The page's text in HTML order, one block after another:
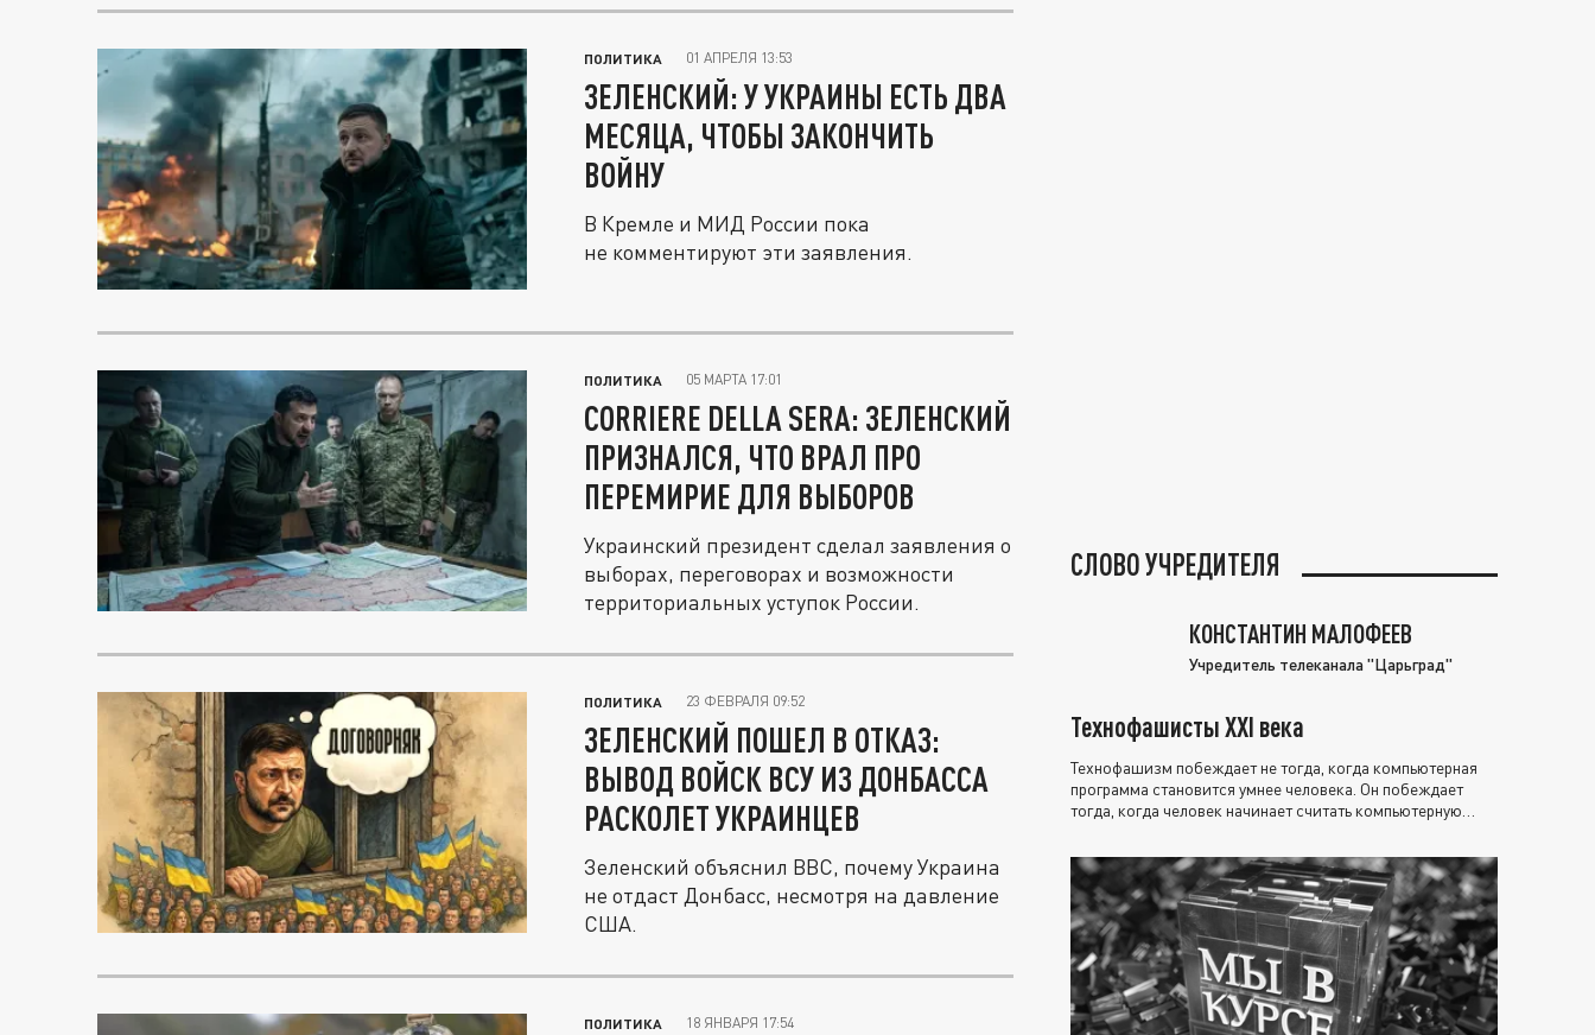
ПОЛИТИКА 01 АПРЕЛЯ 13:53
ЗЕЛЕНСКИЙ: У УКРАИНЫ ЕСТЬ ДВА
МЕСЯЦА, ЧТОБЫ ЗАКОНЧИТЬ
ВОЙНУ
В Кремле и МИД России пока
не комментируют эти заявления.
ПОЛИТИКА 05 МАРТА 17:01
CORRIERE DELLA SERA: ЗЕЛЕНСКИЙ
ПРИЗНАЛСЯ, ЧТО ВРАЛ ПРО
ПЕРЕМИРИЕ ДЛЯ ВЫБОРОВ
Украинский президент сделал заявления о
выборах, переговорах и возможности
территориальных уступок России.
ПОЛИТИКА 23 ФЕВРАЛЯ 09:52
ЗЕЛЕНСКИЙ ПОШЕЛ В ОТКАЗ:
ВЫВОД ВОЙСК ВСУ ИЗ ДОНБАССА
РАСКОЛЕТ УКРАИНЦЕВ
Зеленский объяснил BBC, почему Украина
не отдаст Донбасс, несмотря на давление
США.
ПОЛИТИКА 18 ЯНВАРЯ 17:54
СЛОВО УЧРЕДИТЕЛЯ
КОНСТАНТИН МАЛОФЕЕВ
Учредитель телеканала "Царьград"
Технофашисты XXI века
Технофашизм побеждает не тогда, когда компьютерная
программа становится умнее человека. Он побеждает
тогда, когда человек начинает считать компьютерную